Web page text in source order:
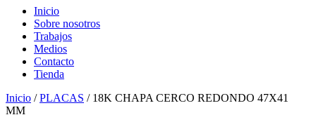
Inicio
Sobre nosotros
Trabajos
Medios
Contacto
Tienda
Inicio /PLACAS / 18K CHAPA CERCO REDONDO 47X41
MM